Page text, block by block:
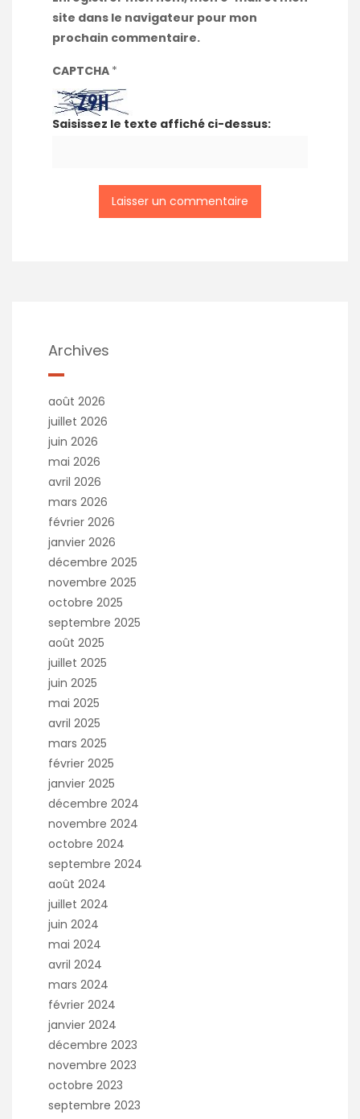
site dans le navigateur pour mon
prochain commentaire.
CAPTCHA *
Saisissez le texte affiché ci-dessus:
Archives
août 2026
juillet 2026
juin 2026
mai 2026
avril 2026
mars 2026
février 2026
janvier 2026
décembre 2025
novembre 2025
octobre 2025
septembre 2025
août 2025
juillet 2025
juin 2025
mai 2025
avril 2025
mars 2025
février 2025
janvier 2025
décembre 2024
novembre 2024
octobre 2024
septembre 2024
août 2024
juillet 2024
juin 2024
mai 2024
avril 2024
mars 2024
février 2024
janvier 2024
décembre 2023
novembre 2023
octobre 2023
septembre 2023